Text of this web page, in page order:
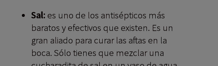
Sal: es uno de los antisépticos más
baratos y efectivos que existen. Es un
gran aliado para curar las aftas en la
boca. Sólo tienes que mezclar una